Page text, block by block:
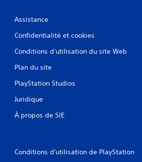
Assistance
Confidentialité et cookies
Conditions d'utilisation du site Web
Plan du site
PlayStation Studios
Juridique
À propos de SIE
Conditions d'utilisation de PlayStation